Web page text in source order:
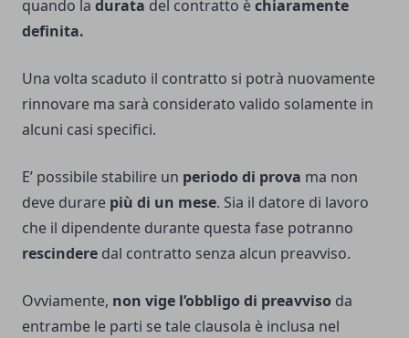
quando la durata del contratto èchiaramente
definita.
Una volta scaduto il contratto si potrà nuovamente
rinnovare ma sarà considerato valido solamente in
alcuni casi specifici.
E’ possibile stabilire un periodo di prova ma non
deve durare più di un mese. Sia il datore di lavoro
che il dipendente durante questa fase potranno
rescindere dal contratto senza alcun preavviso.
Ovviamente, non vige l’obbligo di preavviso da
entrambe le parti se tale clausola è inclusa nel